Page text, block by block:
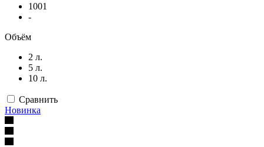
1001
-
Объём
2 л.
5 л.
10 л.
Сравнить
Новинка